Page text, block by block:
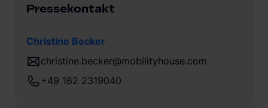
Pressekontakt
Christine Becker
christine.becker@mobilityhouse.com
+49 162 2319040